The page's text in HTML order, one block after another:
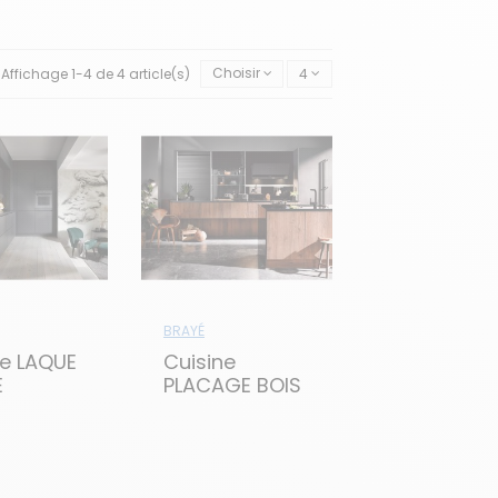
les finitions élégantes et les
Affichage 1-4 de 4 article(s) Choisir 4
LAQUE
BRAYÉ
Cuisine
PLACAGE BOIS